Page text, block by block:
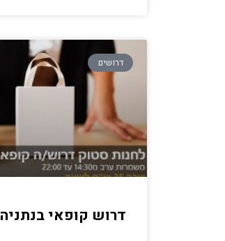
דרושים
דרוש קופאי בנתניה